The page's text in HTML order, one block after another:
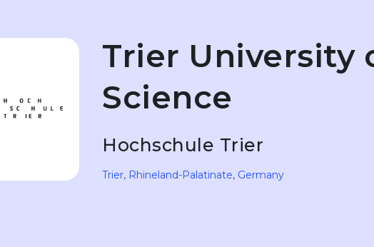
Trier University
Science
Hochschule Trier
Trier, Rhineland-Palatinate, Germany